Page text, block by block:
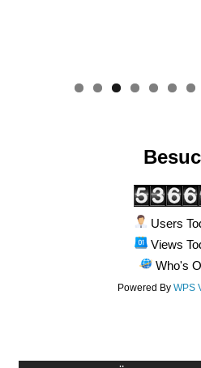
Users
Views
Who's
Powered ByWPS